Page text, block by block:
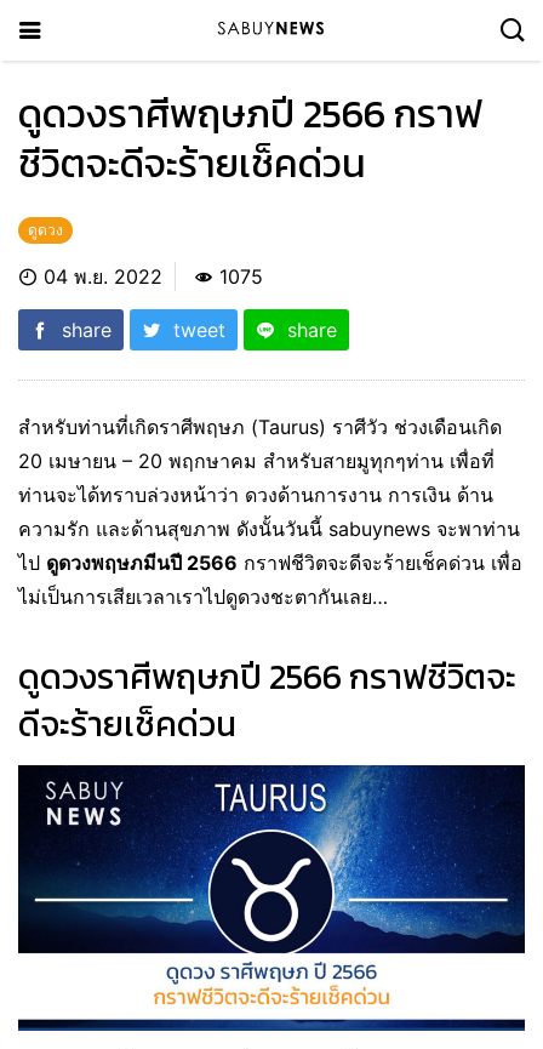
ดูดวงราศีพฤษภปี 2566 กราฟ
ชีวิตจะดีจะร้ายเช็คด่วน
ดูดวง
04 พ.ย. 2022 1075
share tweet share
สำหรับท่านที่เกิดราศีพฤษภ (Taurus) ราศีวัว ช่วงเดือนเกิด
20 เมษายน – 20 พฤกษาคม สำหรับสายมูทุกๆท่าน เพื่อที่
ท่านจะได้ทราบล่วงหน้าว่า ดวงด้านการงาน การเงิน ด้าน
ความรัก และด้านสุขภาพ ดังนั้นวันนี้ sabuynews จะพาท่าน
ไป ดูดวงพฤษภมีนปี 2566 กราฟชีวิตจะดีจะร้ายเช็คด่วน เพื่อ
ไม่เป็นการเสียเวลาเราไปดูดวงชะตากันเลย…
ดูดวงราศีพฤษภปี 2566 กราฟชีวิตจะ
ดีจะร้ายเช็คด่วน